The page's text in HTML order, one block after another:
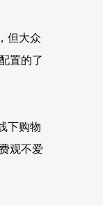
但大众
置的了
下购物
观不爱